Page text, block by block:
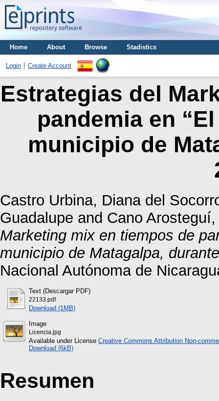
Home About Browse Stadistics
Login Create Account
Estrategias del
pandemia en
municipio de
Castro Urbina, Diana del
Guadalupe and Cano
Marketing mix en tiempos de
municipio de Matagalpa,
Nacional Autónoma de
Text (Descargar PDF)
22133.pdf
Download (1MB)
Image
Licencia.jpg
Available under License Creative Commons Attribution Non-
Download (6kB)
Resumen